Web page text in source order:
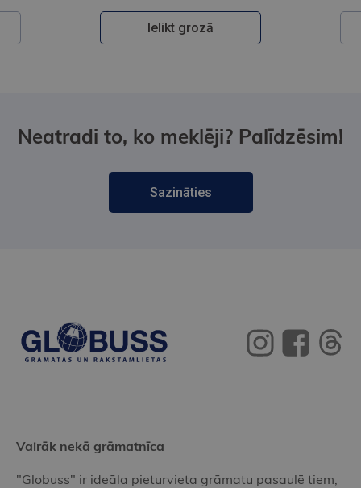
Ielikt grozā
Neatradi to, ko meklēji? Palīdzēsim!
Sazināties
Vairāk nekā grāmatnīca
"Globuss" ir ideāla pieturvieta grāmatu pasaulē tiem,